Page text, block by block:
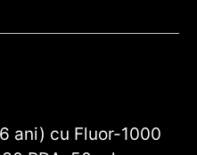
ani) cu Fluor-1000